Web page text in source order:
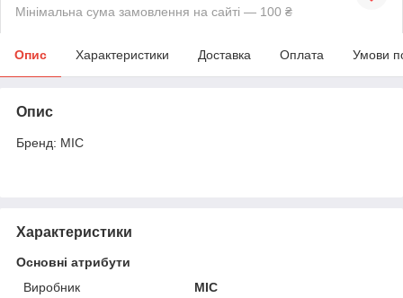
Мінімальна сума замовлення на сайті — 100 ₴
Опис Характеристики Доставка Оплата Умови
Опис
Бренд: MIC
Характеристики
Основні атрибути
Виробник
MIC